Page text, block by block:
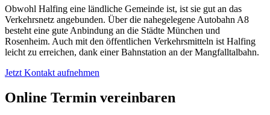
Obwohl Halfing eine ländliche Gemeinde ist, ist sie gut an das
Verkehrsnetz angebunden. Über die nahegelegene Autobahn A8
besteht eine gute Anbindung an die Städte München und
Rosenheim. Auch mit den öffentlichen Verkehrsmitteln ist Halfing
leicht zu erreichen, dank einer Bahnstation an der Mangfalltalbahn.
Jetzt Kontakt aufnehmen
Online Termin vereinbaren